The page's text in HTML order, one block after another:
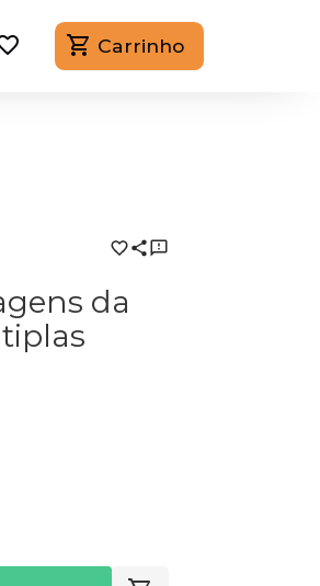
Carrinho
da